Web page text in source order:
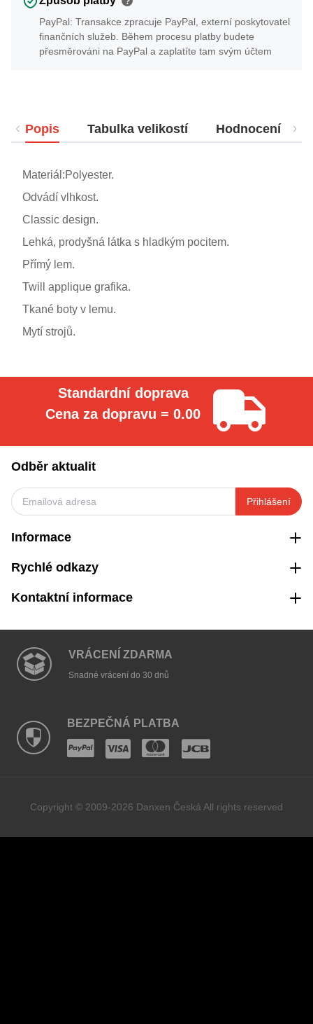
PayPal: Transakce zpracuje PayPal, externí poskytovatel
finančních služeb. Během procesu platby budete
přesměrováni na PayPal a zaplatíte tam svým účtem
Popis Tabulka velikostí Hodnocení
Materiál:Polyester.
Odvádí vlhkost.
Classic design.
Lehká, prodyšná látka s hladkým pocitem.
Přímý lem.
Twill applique grafika.
Tkané boty v lemu.
Mytí strojů.
Standardní doprava
Cena za dopravu = 0.00
Odběr aktualit
Přihlášení
Informace
Rychlé odkazy
Kontaktní informace
VRÁCENÍ ZDARMA
Snadné vrácení do 30 dnů
BEZPEČNÁ PLATBA
Copyright © 2009-2026 Danxen Česká All rights reserved